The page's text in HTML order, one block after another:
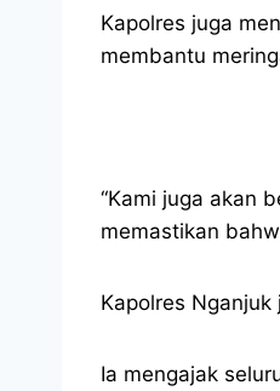
Kapolres juga
membantu
“Kami juga akan
memastikan
Kapolres
Ia mengajak